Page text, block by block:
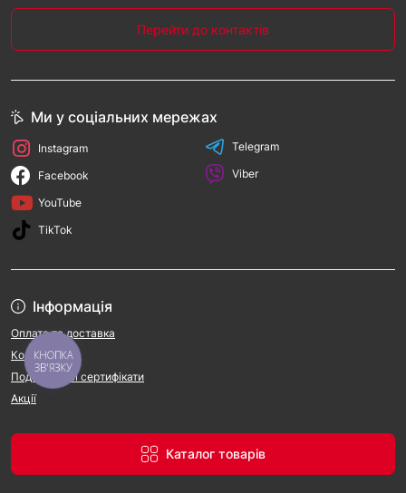
Перейти до контактів
Інформація
Оплата та доставка
Контакти
Подарункові сертифікати
Акції
Каталог товарів
Ми у соціальних мережах
Instagram
Facebook
YouTube
TikTok
Telegram
Viber
КНОПКА
ЗВ'ЯЗКУ